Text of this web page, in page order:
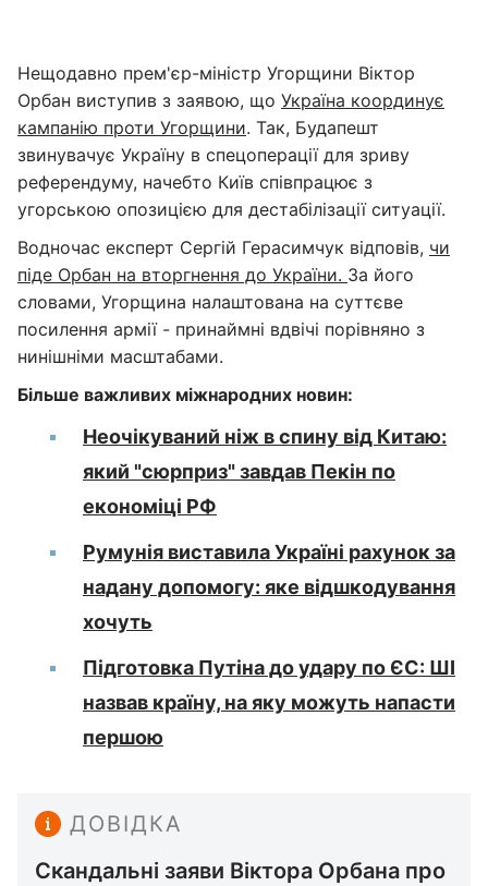
Нещодавно прем'єр-міністр Угорщини Віктор
Орбан виступив з заявою, що Україна координує
кампанію проти Угорщини. Так, Будапешт
звинувачує Україну в спецоперації для зриву
референдуму, начебто Київ співпрацює з
угорською опозицією для дестабілізації ситуації.
Водночас експерт Сергій Герасимчук відповів, чи
піде Орбан на вторгнення до України. За його
словами, Угорщина налаштована на суттєве
посилення армії - принаймні вдвічі порівняно з
нинішніми масштабами.
Більше важливих міжнародних новин:
Неочікуваний ніж в спину від Китаю:
який "сюрприз" завдав Пекін по
економіці РФ
Румунія виставила Україні рахунок за
надану допомогу: яке відшкодування
хочуть
Підготовка Путіна до удару по ЄС: ШІ
назвав країну, на яку можуть напасти
першою
ДОВІДКА
Скандальні заяви Віктора Орбана про